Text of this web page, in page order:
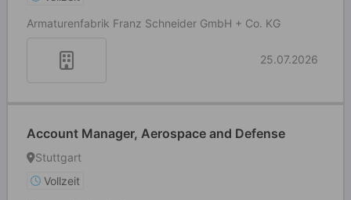
Armaturenfabrik Franz Schneider GmbH + Co. KG
25.07.2026
Account Manager, Aerospace and Defense
Stuttgart
Vollzeit